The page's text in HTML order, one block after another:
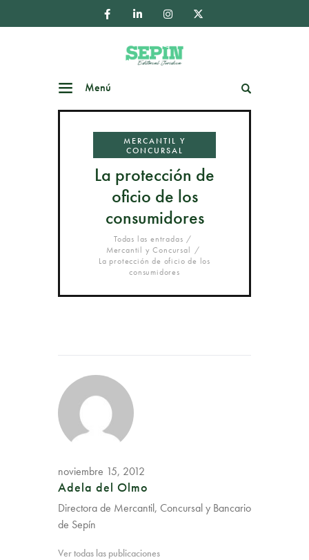
Menú
MERCANTIL Y
CONCURSAL
La protección de
oficio de los
consumidores
Todas las entradas
Mercantil y Concursal
La protección de oficio de los
consumidores
noviembre 15, 2012
Adela del Olmo
Directora de Mercantil, Concursal y Bancario
de Sepín
Ver todas las publicaciones